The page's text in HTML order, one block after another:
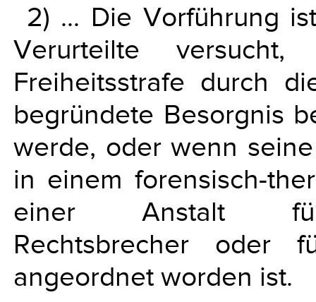
2) … Die Vorführung
Verurteilte
Freiheitsstrafe durch
begründete Besorgnis
werde, oder wenn
in einem forensisch-
einer Anstalt für
Rechtsbrecher oder
angeordnet worden ist.